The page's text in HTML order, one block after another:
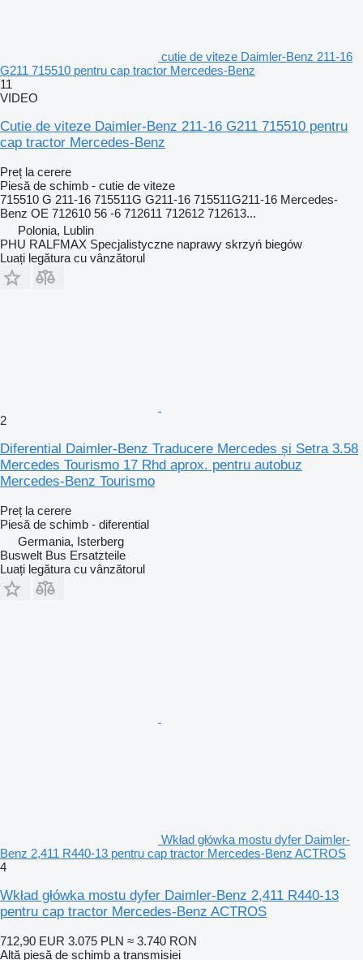
cutie de viteze Daimler-Benz 211-16
G211 715510 pentru cap tractor Mercedes-Benz
11
VIDEO
Cutie de viteze Daimler-Benz 211-16 G211 715510 pentru
cap tractor Mercedes-Benz
Preț la cerere
Piesă de schimb - cutie de viteze
715510 G 211-16 715511G G211-16 715511G211-16 Mercedes-
Benz OE 712610 56 -6 712611 712612 712613...
Polonia, Lublin
PHU RALFMAX Specjalistyczne naprawy skrzyń biegów
Luați legătura cu vânzătorul
2
Diferential Daimler-Benz Traducere Mercedes și Setra 3.58
Mercedes Tourismo 17 Rhd aprox. pentru autobuz
Mercedes-Benz Tourismo
Preț la cerere
Piesă de schimb - diferential
Germania, Isterberg
Buswelt Bus Ersatzteile
Luați legătura cu vânzătorul
Wkład główka mostu dyfer Daimler-
Benz 2,411 R440-13 pentru cap tractor Mercedes-Benz ACTROS
4
Wkład główka mostu dyfer Daimler-Benz 2,411 R440-13
pentru cap tractor Mercedes-Benz ACTROS
712,90 EUR 3.075 PLN ≈ 3.740 RON
Altă piesă de schimb a transmisiei